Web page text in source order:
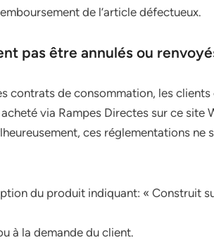
de l’article défectueux.
pas être annulés ou
contrats de consommation, les
via Rampes Directes sur ce site
ces réglementations ne
du produit indiquant: « Construit
à la demande du client.